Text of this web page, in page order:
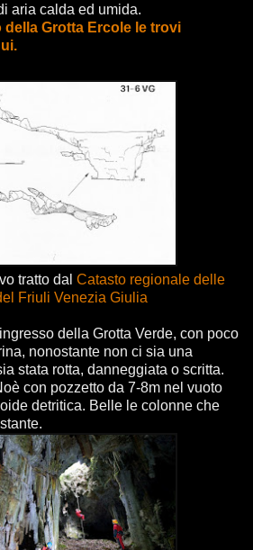
aria calda ed umida.
della Grotta Ercole le trovi
tratto dal Catasto regionale delle
Friuli Venezia Giulia
della Grotta Verde, con poco
nonostante non ci sia una
stata rotta, danneggiata o scritta.
con pozzetto da 7-8m nel vuoto
detritica. Belle le colonne che